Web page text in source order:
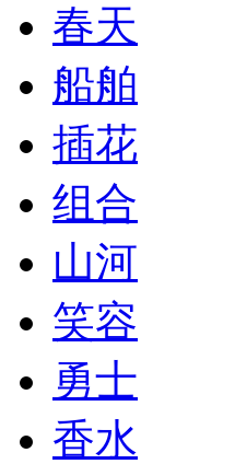
春天
船舶
插花
组合
山河
笑容
勇士
香水